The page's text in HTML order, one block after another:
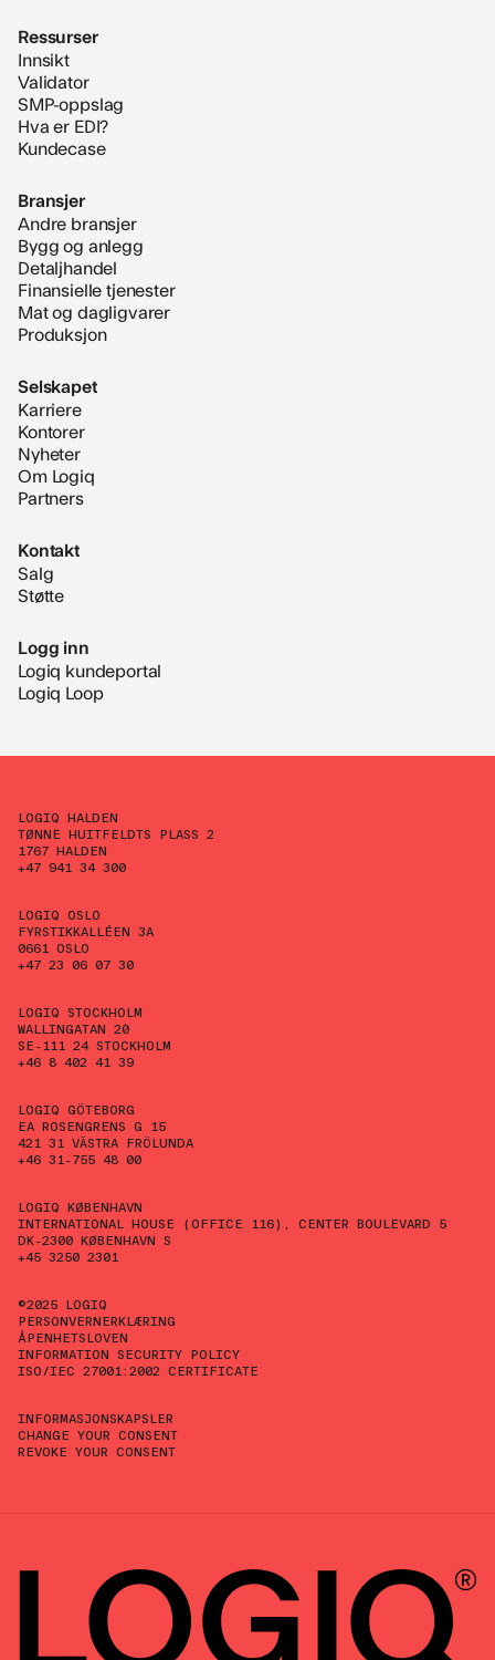
Ressurser
Innsikt
Validator
SMP-oppslag
Hva er EDI?
Kundecase
Bransjer
Andre bransjer
Bygg og anlegg
Detaljhandel
Finansielle tjenester
Mat og dagligvarer
Produksjon
Selskapet
Karriere
Kontorer
Nyheter
Om Logiq
Partners
Kontakt
Salg
Støtte
Logg inn
Logiq kundeportal
Logiq Loop
LOGIQ HALDEN
TØNNE HUITFELDTS PLASS 2
1767 HALDEN
+47 941 34 300
LOGIQ OSLO
FYRSTIKKALLÉEN 3A
0661 OSLO
+47 23 06 07 30
LOGIQ STOCKHOLM
WALLINGATAN 20
SE-111 24 STOCKHOLM
+46 8 402 41 39
LOGIQ GÖTEBORG
EA ROSENGRENS G 15
421 31 VÄSTRA FRÖLUNDA
+46 31-755 48 00
LOGIQ KØBENHAVN
INTERNATIONAL HOUSE (OFFICE 116), CENTER BOULEVARD 5
DK-2300 KØBENHAVN S
+45 3250 2301
©2025 LOGIQ
PERSONVERNERKLÆRING
ÅPENHETSLOVEN
INFORMATION SECURITY POLICY
ISO/IEC 27001:2002 CERTIFICATE
INFORMASJONSKAPSLER
CHANGE YOUR CONSENT
REVOKE YOUR CONSENT